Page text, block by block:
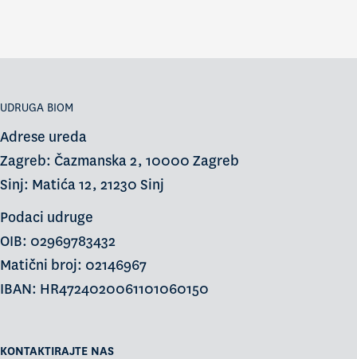
UDRUGA BIOM
Adrese ureda
Zagreb: Čazmanska 2, 10000 Zagreb
Sinj: Matića 12, 21230 Sinj
Podaci udruge
OIB: 02969783432
Matični broj: 02146967
IBAN: HR4724020061101060150
KONTAKTIRAJTE NAS